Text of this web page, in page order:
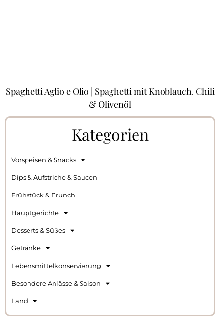
Spaghetti Aglio e Olio | Spaghetti mit Knoblauch, Chili
& Olivenöl
Kategorien
Vorspeisen & Snacks
Dips & Aufstriche & Saucen
Frühstück & Brunch
Hauptgerichte
Desserts & Süßes
Getränke
Lebensmittelkonservierung
Besondere Anlässe & Saison
Land